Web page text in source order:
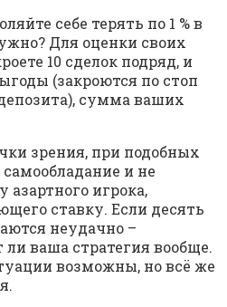
себе терять по 1 % в
Для оценки своих
10 сделок подряд, и
(закроются по стоп
сумма ваших
зрения, при подобных
и не
игрока,
ставку. Если десять
неудачно –
ли ваша стратегия вообще.
возможны, но всё же